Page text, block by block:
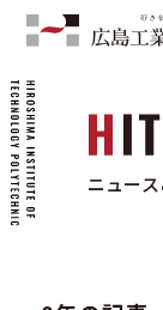
ニュー